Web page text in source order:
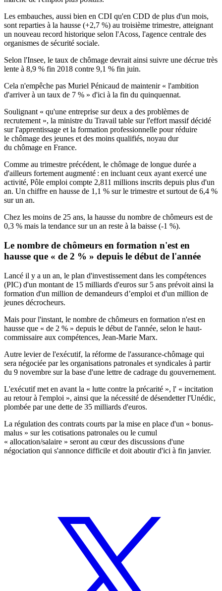
Les embauches, aussi bien en CDI qu'en CDD de plus d'un mois,
sont reparties à la hausse (+2,7 %) au troisième trimestre, atteignant
un nouveau record historique selon l'Acoss, l'agence centrale des
organismes de sécurité sociale.
Selon l'Insee, le taux de chômage devrait ainsi suivre une décrue très
lente à 8,9 % fin 2018 contre 9,1 % fin juin.
Cela n'empêche pas Muriel Pénicaud de maintenir « l'ambition
d'arriver à un taux de 7 % » d'ici à la fin du quinquennat.
Soulignant « qu'une entreprise sur deux a des problèmes de
recrutement », la ministre du Travail table sur l'effort massif décidé
sur l'apprentissage et la formation professionnelle pour réduire
le chômage des jeunes et des moins qualifiés, noyau dur
du chômage en France.
Comme au trimestre précédent, le chômage de longue durée a
d'ailleurs fortement augmenté : en incluant ceux ayant exercé une
activité, Pôle emploi compte 2,811 millions inscrits depuis plus d'un
an. Un chiffre en hausse de 1,1 % sur le trimestre et surtout de 6,4 %
sur un an.
Chez les moins de 25 ans, la hausse du nombre de chômeurs est de
0,3 % mais la tendance sur un an reste à la baisse (-1 %).
Le nombre de chômeurs en formation n'est en
hausse que « de 2 % » depuis le début de l'année
Lancé il y a un an, le plan d'investissement dans les compétences
(PIC) d'un montant de 15 milliards d'euros sur 5 ans prévoit ainsi la
formation d'un million de demandeurs d’emploi et d'un million de
jeunes décrocheurs.
Mais pour l'instant, le nombre de chômeurs en formation n'est en
hausse que « de 2 % » depuis le début de l'année, selon le haut-
commissaire aux compétences, Jean-Marie Marx.
Autre levier de l'exécutif, la réforme de l'assurance-chômage qui
sera négociée par les organisations patronales et syndicales à partir
du 9 novembre sur la base d'une lettre de cadrage du gouvernement.
L'exécutif met en avant la « lutte contre la précarité », l' « incitation
au retour à l'emploi », ainsi que la nécessité de désendetter l'Unédic,
plombée par une dette de 35 milliards d'euros.
La régulation des contrats courts par la mise en place d'un « bonus-
malus » sur les cotisations patronales ou le cumul
« allocation/salaire » seront au cœur des discussions d'une
négociation qui s'annonce difficile et doit aboutir d'ici à fin janvier.